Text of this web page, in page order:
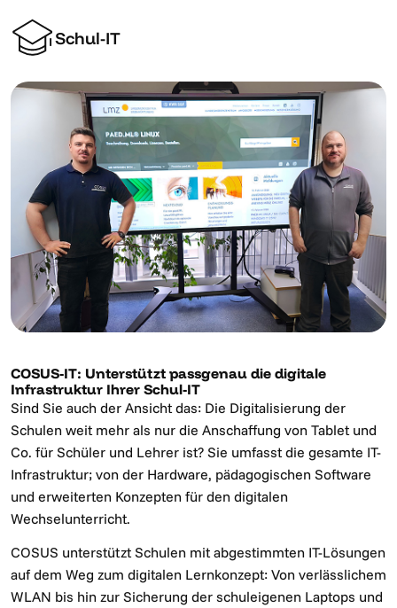
Schul-IT
COSUS-IT: Unterstützt passgenau die digitale
Infrastruktur Ihrer Schul-IT
Sind Sie auch der Ansicht das: Die Digitalisierung der
Schulen weit mehr als nur die Anschaffung von Tablet und
Co. für Schüler und Lehrer ist? Sie umfasst die gesamte IT-
Infrastruktur; von der Hardware, pädagogischen Software
und erweiterten Konzepten für den digitalen
Wechselunterricht.
COSUS unterstützt Schulen mit abgestimmten IT-Lösungen
auf dem Weg zum digitalen Lernkonzept: Von verlässlichem
WLAN bis hin zur Sicherung der schuleigenen Laptops und